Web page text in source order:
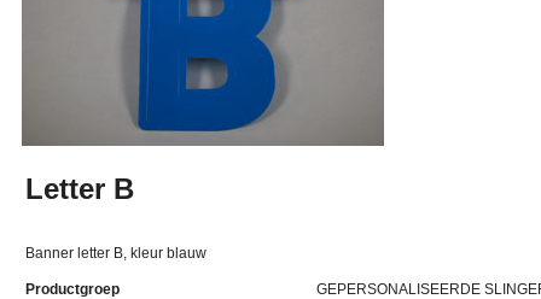
Letter B
Banner letter B, kleur blauw
Productgroep
GEPERSONALISEERDE